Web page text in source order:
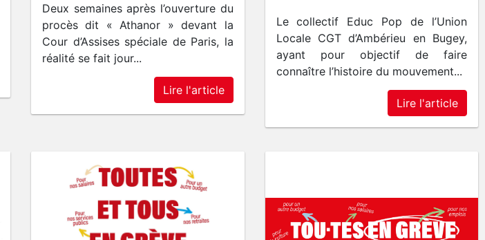
Deux semaines après l’ouverture du
procès dit « Athanor » devant la
Cour d’Assises spéciale de Paris, la
réalité se fait jour...
Lire l'article
Le collectif Educ Pop de l’Union
Locale CGT d’Ambérieu en Bugey,
ayant pour objectif de faire
connaître l’histoire du mouvement...
Lire l'article